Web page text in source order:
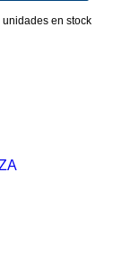
unidades en stock